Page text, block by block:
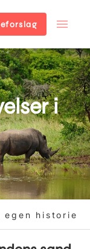
i
egen historie